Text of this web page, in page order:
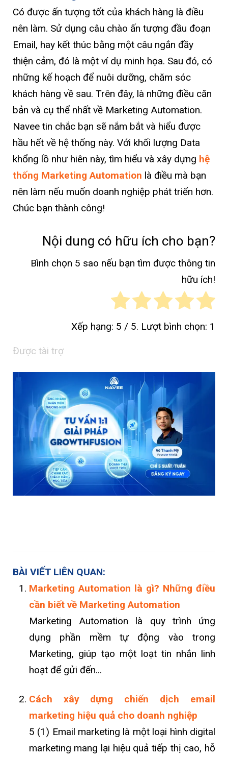
Có được ấn tượng tốt của khách hàng là điều
nên làm. Sử dụng câu chào ấn tượng đầu đoạn
Email, hay kết thúc bằng một câu ngắn đầy
thiện cảm, đó là một ví dụ minh họa. Sau đó, có
những kế hoạch để nuôi dưỡng, chăm sóc
khách hàng về sau. Trên đây, là những điều căn
bản và cụ thể nhất về Marketing Automation.
Navee tin chắc bạn sẽ nắm bắt và hiểu được
hầu hết về hệ thống này. Với khối lượng Data
khổng lồ như hiên này, tìm hiểu và xây dựng hệ
thống Marketing Automation là điều mà bạn
nên làm nếu muốn doanh nghiệp phát triển hơn.
Chúc bạn thành công!
Nội dung có hữu ích cho bạn?
Bình chọn 5 sao nếu bạn tìm được thông tin
hữu ích!
Xếp hạng: 5 / 5. Lượt bình chọn: 1
Được tài trợ
BÀI VIẾT LIÊN QUAN:
Marketing Automation là gì? Những điều
cần biết về Marketing Automation
Marketing Automation là quy trình ứng
dụng phần mềm tự động vào trong
Marketing, giúp tạo một loạt tin nhắn linh
hoạt để gửi đến...
Cách xây dựng chiến dịch email
marketing hiệu quả cho doanh nghiệp
5 (1) Email marketing là một loại hình digital
marketing mang lại hiệu quả tiếp thị cao, hỗ